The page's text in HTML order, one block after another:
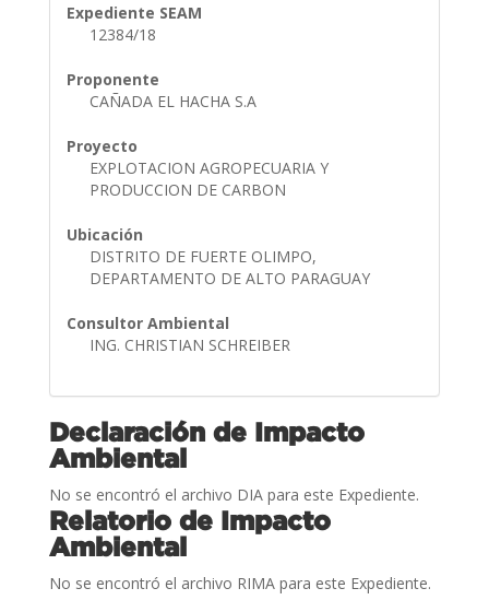
Expediente SEAM
12384/18
Proponente
CAÑADA EL HACHA S.A
Proyecto
EXPLOTACION AGROPECUARIA Y
PRODUCCION DE CARBON
Ubicación
DISTRITO DE FUERTE OLIMPO,
DEPARTAMENTO DE ALTO PARAGUAY
Consultor Ambiental
ING. CHRISTIAN SCHREIBER
Declaración de Impacto
Ambiental
No se encontró el archivo DIA para este Expediente.
Relatorio de Impacto
Ambiental
No se encontró el archivo RIMA para este Expediente.